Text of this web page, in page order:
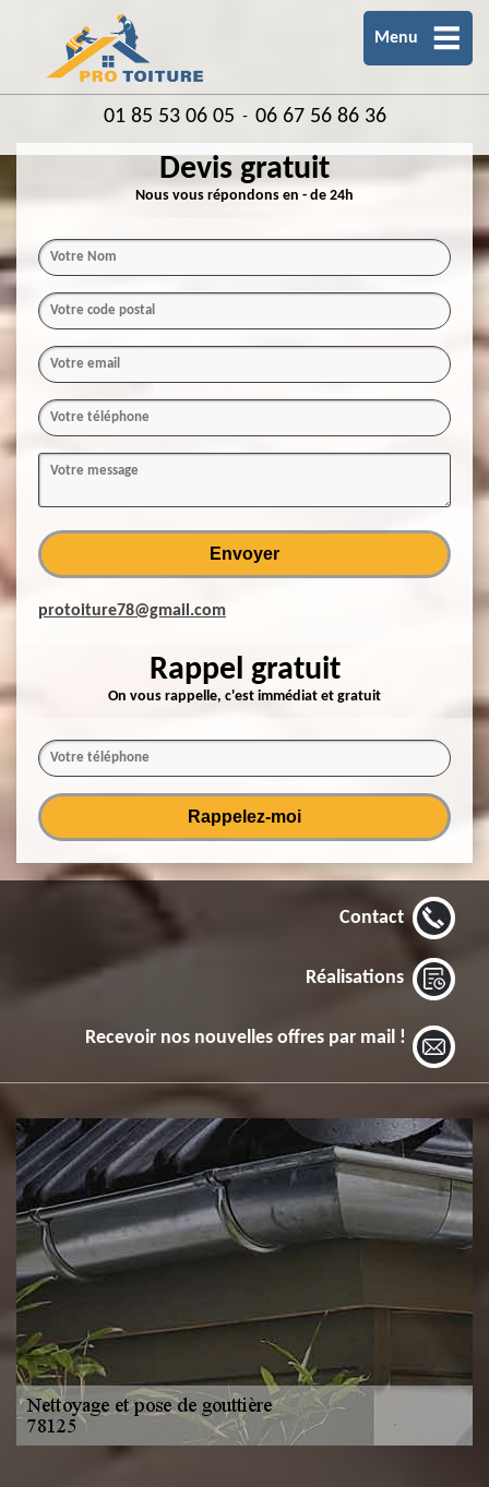
Menu
01 85 53 06 05 - 06 67 56 86 36
Devis gratuit
Nous vous répondons en - de 24h
protoiture78@gmail.com
Rappel gratuit
On vous rappelle, c'est immédiat et gratuit
Contact
Réalisations
Recevoir nos nouvelles offres par mail !